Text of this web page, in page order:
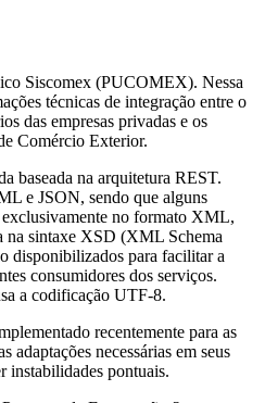
Siscomex (PUCOMEX). Nessa
técnicas de integração entre o
das empresas privadas e os
Comércio Exterior.
baseada na arquitetura REST.
e JSON, sendo que alguns
no formato XML,
na sintaxe XSD (XML Schema
disponibilizados para facilitar a
consumidores dos serviços.
a codificação UTF-8.
recentemente para as
adaptações necessárias em seus
instabilidades pontuais.